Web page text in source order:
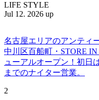
LIFE STYLE
Jul 12. 2026 up
名古屋エリアのアンティ
中川区百船町・STORE IN
ューアルオープン！初日
までのナイター営業。
2